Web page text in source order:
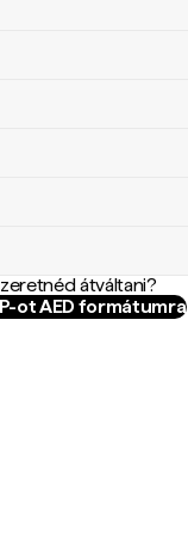
átváltani?
ot AED formátumra